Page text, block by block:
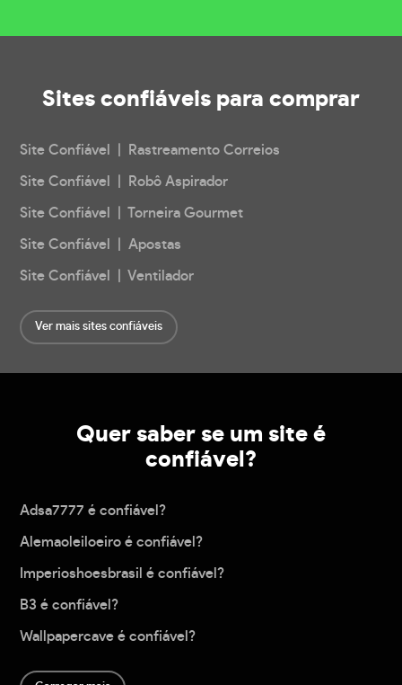
Sites confiáveis para comprar
Site Confiável | Rastreamento Correios
Site Confiável | Robô Aspirador
Site Confiável | Torneira Gourmet
Site Confiável | Apostas
Site Confiável | Ventilador
Ver mais sites confiáveis
Quer saber se um site é
confiável?
Adsa7777 é confiável?
Alemaoleiloeiro é confiável?
Imperioshoesbrasil é confiável?
B3 é confiável?
Wallpapercave é confiável?